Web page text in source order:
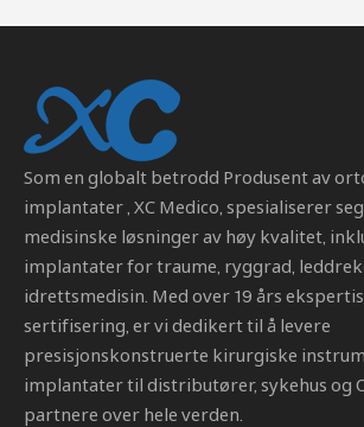
Som en globalt betrodd Produsent av
implantater , XC Medico, spesialiserer
medisinske løsninger av høy kvalitet,
implantater for traume, ryggrad,
idrettsmedisin. Med over 19 års
sertifisering, er vi dedikert til å levere
presisjonskonstruerte kirurgiske
implantater til distributører, sykehus og
partnere over hele verden.